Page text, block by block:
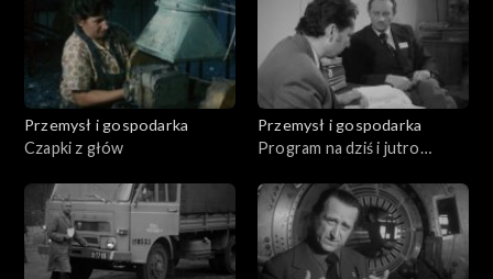
Przemysł i gospodarka
Czapki z głów
Przemysł i gospodarka
Program na dziś i jutro